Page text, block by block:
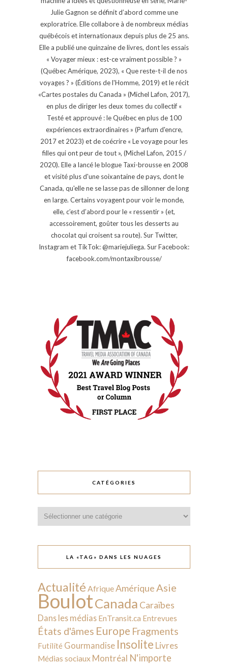
Julie Gagnon se définit d’abord comme une
exploratrice. Elle collabore à de nombreux médias
québécois et internationaux depuis plus de 25 ans.
Elle a publié une quinzaine de livres, dont les essais
« Voyager mieux : est-ce vraiment possible ? »
(Québec Amérique, 2023), « Que reste-t-il de nos
voyages ? » (Éditions de l'Homme, 2019) et le récit
«Cartes postales du Canada » (Michel Lafon, 2017),
en plus de diriger les deux tomes du collectif «
Testé et approuvé : le Québec en plus de 100
expériences extraordinaires » (Parfum d'encre,
2017 et 2023) et de coécrire « Le voyage pour les
filles qui ont peur de tout », (Michel Lafon, 2015 /
2020). Elle a lancé le blogue Taxi-brousse en 2008
et visité plus d'une soixantaine de pays, dont le
Canada, qu'elle ne se lasse pas de sillonner de long
en large. Certains voyagent pour voir le monde,
elle, c’est d’abord pour le « ressentir » (et,
accessoirement, goûter tous les desserts au
chocolat qui croisent sa route). Sur Twitter,
Instagram et TikTok: @mariejuliega. Sur Facebook:
facebook.com/montaxibrousse/
CATÉGORIES
LA «TAG» DANS LES NUAGES
Actualité AfriqueAmérique Asie
BoulotCanada Caraïbes
Dans les médias EnTransit.ca Entrevues
États d'âmes Europe Fragments
Futilité Gourmandise Insolite Livres
Médias sociaux Montréal N'importe